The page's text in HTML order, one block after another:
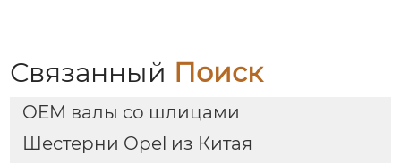
Связанный Поиск
OEM валы со шлицами
Шестерни Opel из Китая